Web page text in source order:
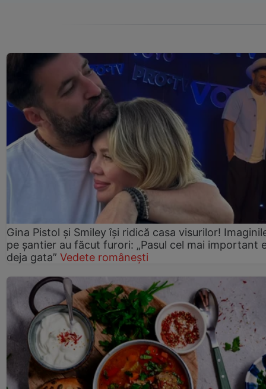
Gina Pistol și Smiley își ridică casa visurilor!
pe șantier au făcut furori: „Pasul cel mai important
deja gata” Vedete românești